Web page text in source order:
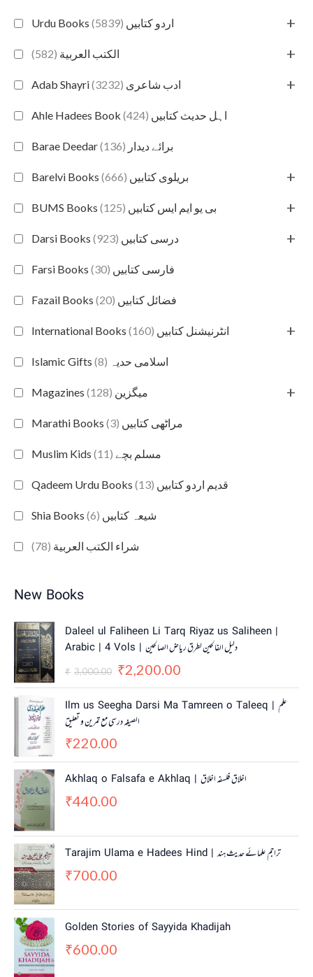
Urdu Books اردو کتابیں (5839) +
الكتب العربية (582) +
Adab Shayri ادب شاعری (3232) +
Ahle Hadees Book اہل حدیث کتابیں (424)
Barae Deedar برائے دیدار (136)
Barelvi Books بریلوی کتابیں (666) +
BUMS Books بی یو ایم ایس کتابیں (125) +
Darsi Books درسی کتابیں (923) +
Farsi Books فارسی کتابیں (30)
Fazail Books فضائل کتابیں (20)
International Books انٹرنیشنل کتابیں (160) +
Islamic Gifts اسلامی حدیہ (8)
Magazines میگزین (128) +
Marathi Books مراٹھی کتابیں (3)
Muslim Kids مسلم بچے (11)
Qadeem Urdu Books قدیم اردو کتابیں (13)
Shia Books شیعہ کتابیں (6)
شراء الكتب العربية (78)
New Books
Daleel ul Faliheen Li Tarq Riyaz us Saliheen |
Arabic | 4 Vols | دلیل الفالحین لطرق ریاض الصالحین
₹ 3,000.00
O
r
i
g
a
l
p
c
e
:
₹
0
0
₹2,200.00
u
r
r
t
e
2
.
Ilm us Seegha Darsi Ma Tamreen o Taleeq | علم
الصیغہ درسی مع تمرین و تعلیق
₹220.00
Akhlaq o Falsafa e Akhlaq | اخلاق فلسفہ اخلاق
₹440.00
Tarajim Ulama e Hadees Hind | تراجم علمائے حديث ہند
₹700.00
Golden Stories of Sayyida Khadijah
₹600.00